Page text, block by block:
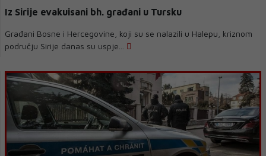
Iz Sirije evakuisani bh. građani u Tursku
Građani Bosne i Hercegovine, koji su se nalazili u Halepu, kriznom
području Sirije danas su uspje...